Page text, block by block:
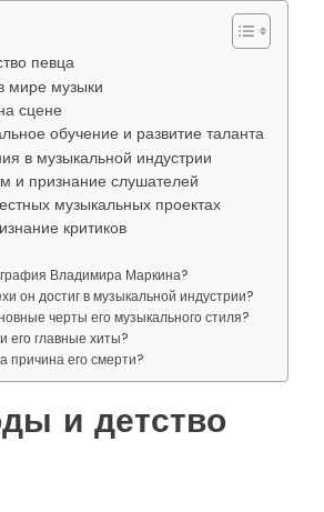
певца
мире музыки
сцене
обучение и развитие таланта
в музыкальной индустрии
и признание слушателей
музыкальных проектах
критиков
Владимира Маркина?
он достиг в музыкальной индустрии?
черты его музыкального стиля?
его главные хиты?
причина его смерти?
и детство